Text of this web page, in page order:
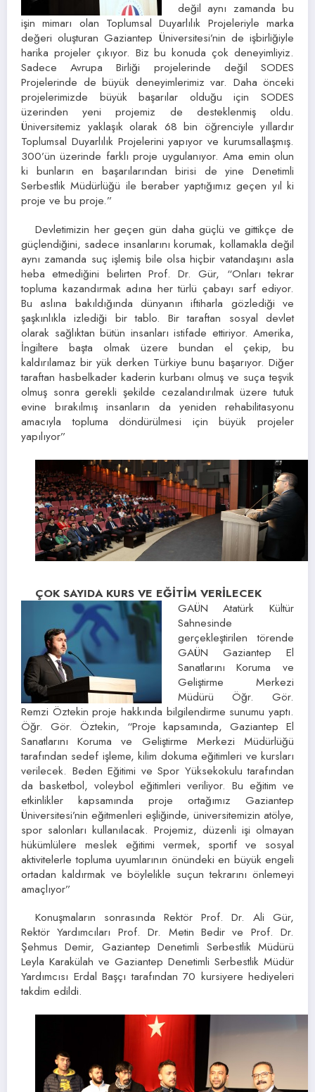
değil aynı zamanda bu
işin mimarı olan Toplumsal Duyarlılık Projeleriyle marka
değeri oluşturan Gaziantep Üniversitesi’nin de işbirliğiyle
harika projeler çıkıyor. Biz bu konuda çok deneyimliyiz.
Sadece Avrupa Birliği projelerinde değil SODES
Projelerinde de büyük deneyimlerimiz var. Daha önceki
projelerimizde büyük başarılar olduğu için SODES
üzerinden yeni projemiz de desteklenmiş oldu.
Üniversitemiz yaklaşık olarak 68 bin öğrenciyle yıllardır
Toplumsal Duyarlılık Projelerini yapıyor ve kurumsallaşmış.
300’ün üzerinde farklı proje uygulanıyor. Ama emin olun
ki bunların en başarılarından birisi de yine Denetimli
Serbestlik Müdürlüğü ile beraber yaptığımız geçen yıl ki
proje ve bu proje.”
Devletimizin her geçen gün daha güçlü ve gittikçe de
güçlendiğini, sadece insanlarını korumak, kollamakla değil
aynı zamanda suç işlemiş bile olsa hiçbir vatandaşını asla
heba etmediğini belirten Prof. Dr. Gür, “Onları tekrar
topluma kazandırmak adına her türlü çabayı sarf ediyor.
Bu aslına bakıldığında dünyanın iftiharla gözlediği ve
şaşkınlıkla izlediği bir tablo. Bir taraftan sosyal devlet
olarak sağlıktan bütün insanları istifade ettiriyor. Amerika,
İngiltere başta olmak üzere bundan el çekip, bu
kaldırılamaz bir yük derken Türkiye bunu başarıyor. Diğer
taraftan hasbelkader kaderin kurbanı olmuş ve suça teşvik
olmuş sonra gerekli şekilde cezalandırılmak üzere tutuk
evine bırakılmış insanların da yeniden rehabilitasyonu
amacıyla topluma döndürülmesi için büyük projeler
yapılıyor”
ÇOK SAYIDA KURS VE EĞİTİM VERİLECEK
GAÜN Atatürk Kültür
Sahnesinde
gerçekleştirilen törende
GAÜN Gaziantep El
Sanatlarını Koruma ve
Geliştirme Merkezi
Müdürü Öğr. Gör.
Remzi Öztekin proje hakkında bilgilendirme sunumu yaptı.
Öğr. Gör. Öztekin, “Proje kapsamında, Gaziantep El
Sanatlarını Koruma ve Geliştirme Merkezi Müdürlüğü
tarafından sedef işleme, kilim dokuma eğitimleri ve kursları
verilecek. Beden Eğitimi ve Spor Yüksekokulu tarafından
da basketbol, voleybol eğitimleri veriliyor. Bu eğitim ve
etkinlikler kapsamında proje ortağımız Gaziantep
Üniversitesi’nin eğitmenleri eşliğinde, üniversitemizin atölye,
spor salonları kullanılacak. Projemiz, düzenli işi olmayan
hükümlülere meslek eğitimi vermek, sportif ve sosyal
aktivitelerle topluma uyumlarının önündeki en büyük engeli
ortadan kaldırmak ve böylelikle suçun tekrarını önlemeyi
amaçlıyor”
Konuşmaların sonrasında Rektör Prof. Dr. Ali Gür,
Rektör Yardımcıları Prof. Dr. Metin Bedir ve Prof. Dr.
Şehmus Demir, Gaziantep Denetimli Serbestlik Müdürü
Leyla Karakülah ve Gaziantep Denetimli Serbestlik Müdür
Yardımcısı Erdal Başçı tarafından 70 kursiyere hediyeleri
takdim edildi.